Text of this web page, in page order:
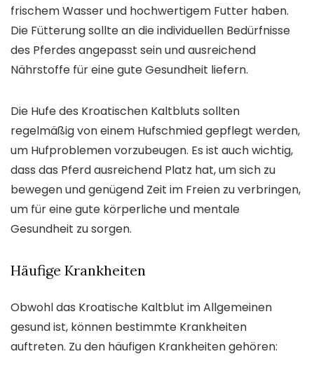
frischem Wasser und hochwertigem Futter haben.
Die Fütterung sollte an die individuellen Bedürfnisse
des Pferdes angepasst sein und ausreichend
Nährstoffe für eine gute Gesundheit liefern.
Die Hufe des Kroatischen Kaltbluts sollten
regelmäßig von einem Hufschmied gepflegt werden,
um Hufproblemen vorzubeugen. Es ist auch wichtig,
dass das Pferd ausreichend Platz hat, um sich zu
bewegen und genügend Zeit im Freien zu verbringen,
um für eine gute körperliche und mentale
Gesundheit zu sorgen.
Häufige Krankheiten
Obwohl das Kroatische Kaltblut im Allgemeinen
gesund ist, können bestimmte Krankheiten
auftreten. Zu den häufigen Krankheiten gehören: